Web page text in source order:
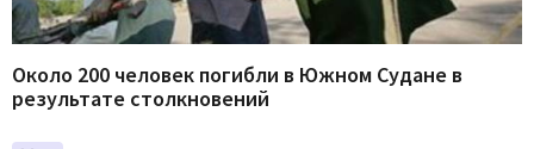
Около 200 человек погибли в Южном Судане в
результате столкновений